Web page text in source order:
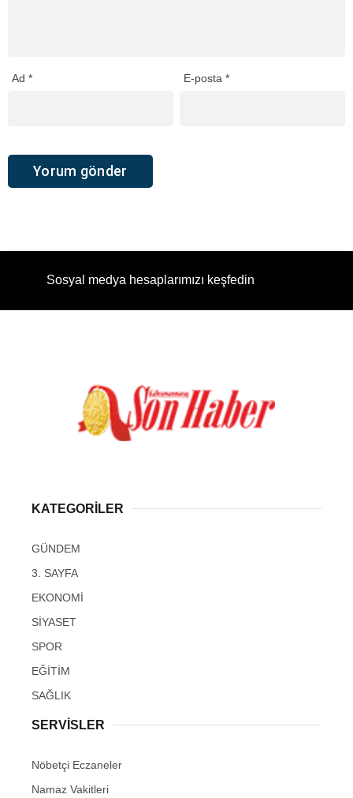
Ad * E-posta*
Sosyal medya hesaplarımızı keşfedin
KATEGORİLER
GÜNDEM
3. SAYFA
EKONOMİ
SİYASET
SPOR
EĞİTİM
SAĞLIK
SERVİSLER
Nöbetçi Eczaneler
Namaz Vakitleri